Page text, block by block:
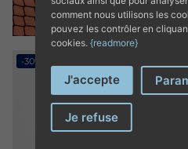
-30%
comment nous utilisons les
pouvez les contrôler en
cookies. {readmore}
J'accepte
Je refuse